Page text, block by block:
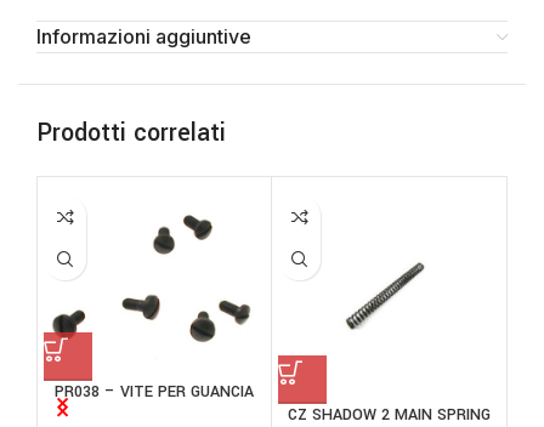
Informazioni aggiuntive
Prodotti correlati
PR038 – VITE PER GUANCIA
CZ SHADOW 2 MAIN SPRING